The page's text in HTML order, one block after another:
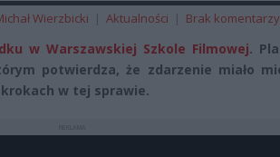
Wierzbicki | Aktualności | Brak komentarzy
w Warszawskiej Szkole Filmowej.
potwierdza, że zdarzenie miało
w tej sprawie.